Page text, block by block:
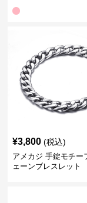
¥3,800 (税込)
アメカジ 手錠モチー
ェーンブレスレット